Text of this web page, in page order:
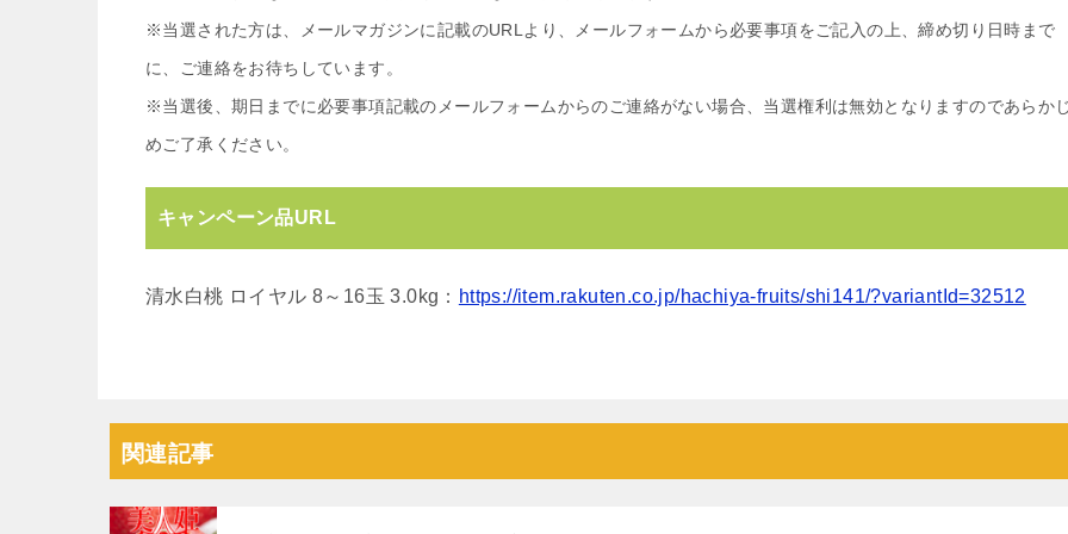
※当選された方は、メールマガジンに記載のURLより、メールフォームから必要事項をご記入の上、締め切り日時まで
に、ご連絡をお待ちしています。
※当選後、期日までに必要事項記載のメールフォームからのご連絡がない場合、当選権利は無効となりますのであらか
めご了承ください。
キャンペーン品URL
清水白桃 ロイヤル 8～16玉 3.0kg： https://item.rakuten.co.jp/hachiya-fruits/shi141/?variantId=32512
関連記事